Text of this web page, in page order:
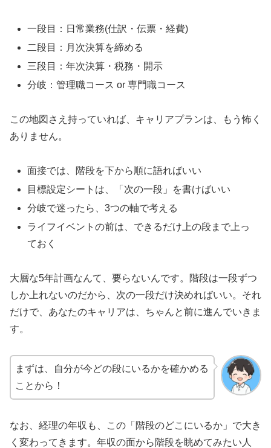
一段目：日常業務(仕訳・伝票・経費)
二段目：月次決算を締める
三段目：年次決算・税務・開示
分岐：管理職コース or 専門職コース
この地図さえ持っていれば、キャリアプランは、もう怖く
ありません。
面接では、階段を下から順に語ればいい
目標設定シートは、「次の一段」を書けばいい
分岐で迷ったら、3つの軸で考える
ライフイベントの前は、できるだけ上の段まで上っ
ておく
大層な5年計画なんて、要らないんです。階段は一段ずつ
しか上れないのだから、次の一段だけ決めればいい。それ
だけで、あなたのキャリアは、ちゃんと前に進んでいきま
す。
まずは、自分が今どの段にいるかを確かめる
ことから！
なお、経理の年収も、この「階段のどこにいるか」で大き
く変わってきます。年収の面から階段を眺めてみたい人